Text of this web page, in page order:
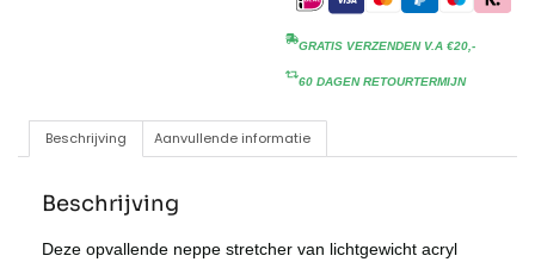
GRATIS VERZENDEN V.A €20,-
60 DAGEN RETOURTERMIJN
Beschrijving Aanvullende informatie
Beschrijving
Deze opvallende neppe stretcher van lichtgewicht acryl